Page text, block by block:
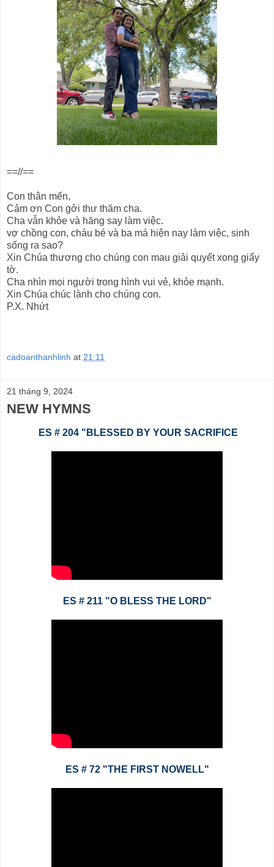
==//==
Con thân mến,
Cảm ơn Con gởi thư thăm cha.
Cha vẫn khỏe và hăng say làm việc.
vợ chồng con, cháu bé và ba má hiện nay làm việc, sinh
sống ra sao?
Xin Chúa thương cho chúng con mau giải quyết xong giấy
tờ.
Cha nhìn mọi người trong hình vui vẻ, khỏe mạnh.
Xin Chúa chúc lành cho chúng con.
P.X. Nhứt
cadoanthanhlinh at 21:11
21 tháng 9, 2024
NEW HYMNS
ES # 204 "BLESSED BY YOUR SACRIFICE
ES # 211 "O BLESS THE LORD"
ES # 72 "THE FIRST NOWELL"